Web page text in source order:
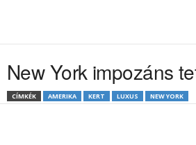
New York impozáns
CÍMKÉK AMERIKA KERT LUXUS NEW YORK